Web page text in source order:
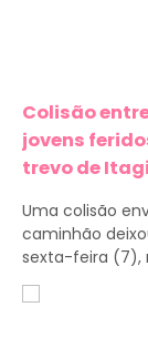
Colisão
jovens
trevo de Itagi
Uma colisão
caminhão
sexta-feira (7),